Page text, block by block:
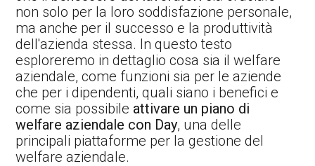
non solo per la loro soddisfazione personale,
ma anche per il successo e la produttività
dell'azienda stessa. In questo testo
esploreremo in dettaglio cosa sia il welfare
aziendale, come funzioni sia per le aziende
che per i dipendenti, quali siano i benefici e
come sia possibile attivare un piano di
welfare aziendale con Day, una delle
principali piattaforme per la gestione del
welfare aziendale.